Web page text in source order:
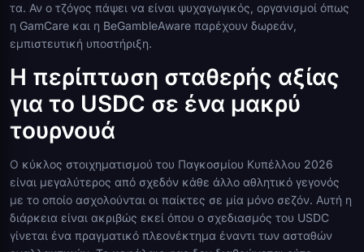
τα. Αν ο τζόγος πάψει να είναι ψυχαγωγικός, οργανισμοί όπως
η GamCare και η BeGambleAware παρέχουν δωρεάν,
εμπιστευτική υποστήριξη.
Η περίπτωση σταθερής αξίας
για το USDC σε ένα μακρύ
τουρνουά
Ο κύκλος στοιχηματισμού του Παγκοσμίου Κυπέλλου 2026
είναι μεγαλύτερος από σχεδόν κάθε άλλο αθλητικό γεγονός
με το οποίο ασχολούνται οι παίκτες σε μία μόνο σεζόν. Αυτή η
διάρκεια είναι ακριβώς εκεί όπου ο σχεδιασμός του USDC
γίνεται ένα πραγματικό πλεονέκτημα έναντι των ασταθών